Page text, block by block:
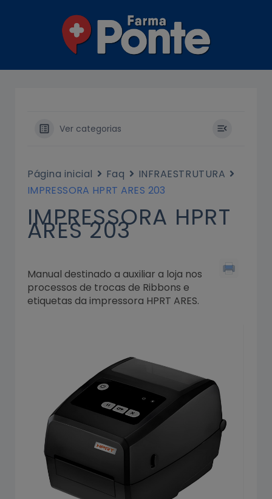
Ver categorias
Página inicial Faq
INFRAESTRUTURA
IMPRESSORA HPRT ARES 203
IMPRESSORA HPRT
ARES 203
Manual destinado a auxiliar a loja nos
processos de trocas de Ribbons e
etiquetas da impressora HPRT ARES.